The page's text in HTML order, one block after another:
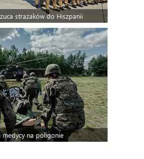
strażaków do Hiszpanii
medycy na poligonie